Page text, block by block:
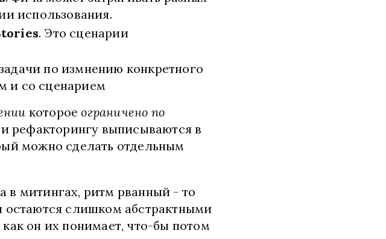
использования.
. Это сценарии
по измнению конкретного
и со сценарием
котороеограничено по
рефакторингу выписываются в
можно сделать отдельным
в митингах, ритм рванный - то
остаются слишком абстрактными
он их понимает, что-бы потом